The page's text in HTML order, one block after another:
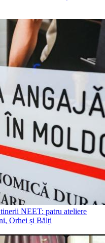
NEET: patru ateliere
Orhei și Bălți